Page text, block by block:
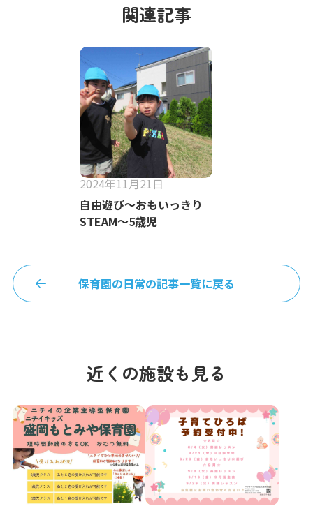
関連記事
2024年11月21日
自由遊び～おもいっきり
STEAM～5歳児
保育園の日常の記事一覧に戻る
近くの施設も見る